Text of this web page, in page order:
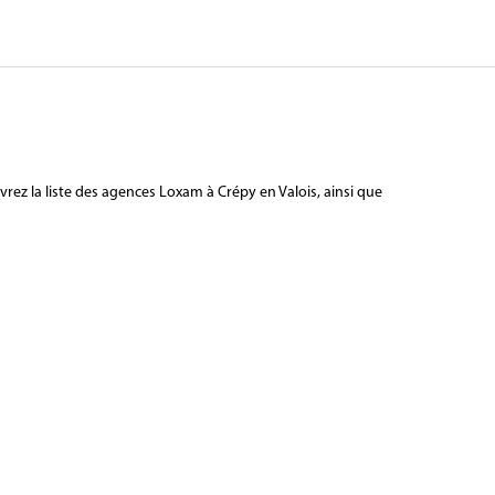
la liste des agences Loxam à Crépy en Valois, ainsi que